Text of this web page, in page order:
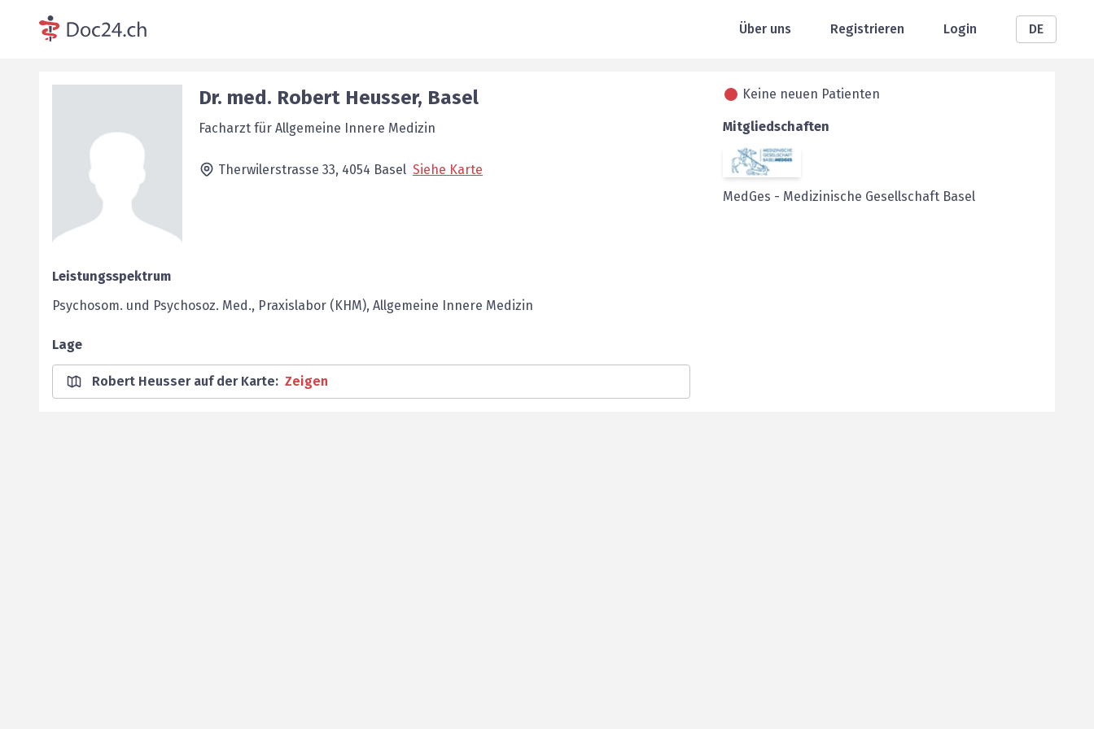
Über uns Registrieren Login DE
Dr. med. Robert Heusser, Basel
Facharzt für Allgemeine Innere Medizin
Therwilerstrasse 33, 4054 Basel Siehe Karte
Leistungsspektrum
Psychosom. und Psychosoz. Med., Praxislabor (KHM), Allgemeine Innere Medizin
Lage
Robert Heusser auf der Karte: Zeigen
Keine neuen Patienten
Mitgliedschaften
MedGes - Medizinische Gesellschaft Basel